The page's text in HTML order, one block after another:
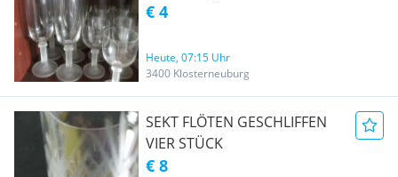
€ 4
Heute, 07:15 Uhr
3400 Klosterneuburg
SEKT FLÖTEN GESCHLIFFEN
VIER STÜCK
€ 8